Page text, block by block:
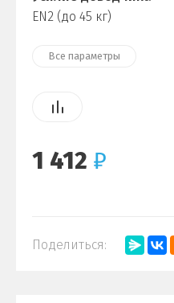
EN2 (до 45 кг)
Все параметры
1 412 ₽
Поделиться: